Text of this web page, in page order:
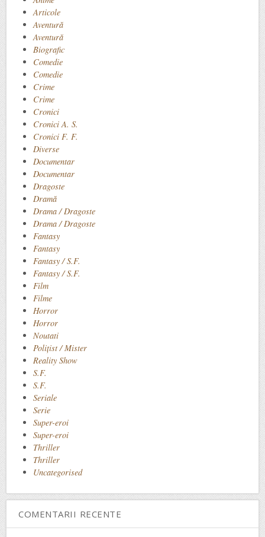
Articole
Aventură
Aventură
Biografic
Comedie
Comedie
Crime
Crime
Cronici
Cronici A. S.
Cronici F. F.
Diverse
Documentar
Documentar
Dragoste
Dramă
Drama / Dragoste
Drama / Dragoste
Fantasy
Fantasy
Fantasy / S.F.
Fantasy / S.F.
Film
Filme
Horror
Horror
Noutati
Polițist / Mister
Reality Show
S.F.
S.F.
Seriale
Serie
Super-eroi
Super-eroi
Thriller
Thriller
Uncategorised
COMENTARII RECENTE